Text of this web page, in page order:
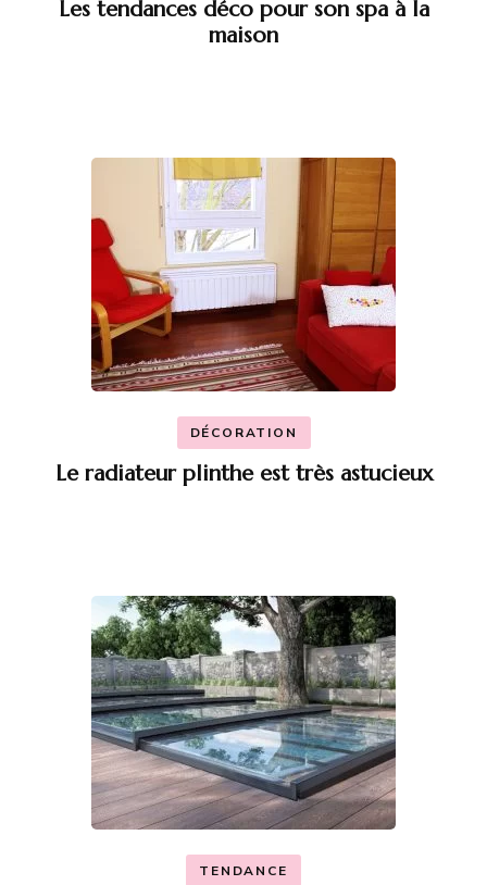
Les tendances déco pour son spa à la
maison
DÉCORATION
Le radiateur plinthe est très astucieux
TENDANCE